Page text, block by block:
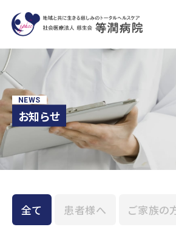
NEWS
お知らせ
全て 患者様へ ご家族の